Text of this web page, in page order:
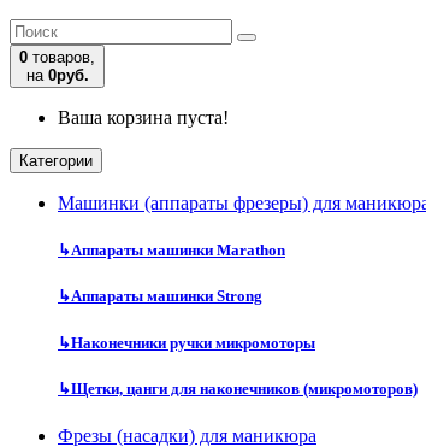
0 товаров,
на 0руб.
Ваша корзина пуста!
Категории
Машинки (аппараты фрезеры) для
↳Аппараты машинки Marathon
↳Аппараты машинки Strong
↳Наконечники ручки микромоторы
↳Щетки, цанги для наконечников (микромоторов)
Фрезы (насадки) для маникюра